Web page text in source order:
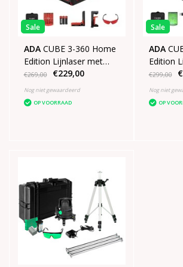
Sale
ADA CUBE 3-360 Home
Edition Lijnlaser met
3x360° rode lijnen
€269,00 €229,00
Nog niet gewaardeerd
OP VOORRAAD
Sale
ADA
Edition
3x360°
€299,00
Nog niet
OP